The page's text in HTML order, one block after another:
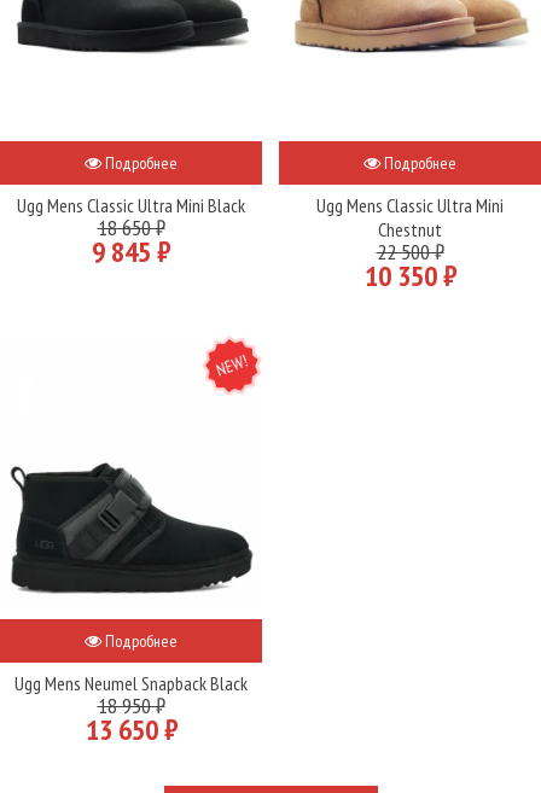
Подробнее
Ugg Mens Classic Ultra Mini Black
18 650 ₽
9 845 ₽
Подробнее
Ugg Mens Classic Ultra Mini
Chestnut
22 500 ₽
10 350 ₽
NEW
Подробнее
Ugg Mens Neumel Snapback Black
18 950 ₽
13 650 ₽